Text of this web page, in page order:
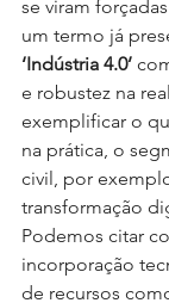
se viram
um termo já
‘Indústria 4.0’
e robustez na
exemplificar o
na prática, o
civil, por
transformação
Podemos citar
incorporação
de recursos